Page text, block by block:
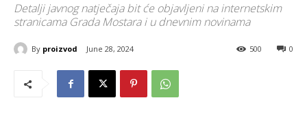
Detalji javnog natječaja bit će objavljeni na internetskim
stranicama Grada Mostara i u dnevnim novinama
By proizvod June 28, 2024 0
500